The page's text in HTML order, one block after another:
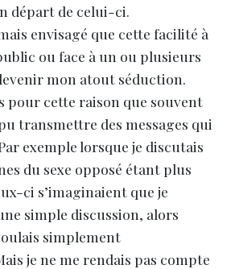
départ de celui-ci.
envisagé que cette facilité à
ou face à un ou plusieurs
mon atout séduction.
pour cette raison que souvent
transmettre des messages qui
exemple lorsque je discutais
du sexe opposé étant plus
ci s’imaginaient que je
simple discussion, alors
simplement
je ne me rendais pas compte